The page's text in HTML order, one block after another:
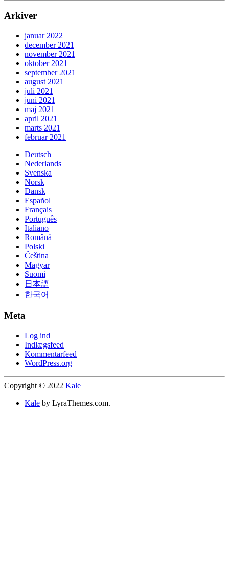
Arkiver
januar 2022
december 2021
november 2021
oktober 2021
september 2021
august 2021
juli 2021
juni 2021
maj 2021
april 2021
marts 2021
februar 2021
Deutsch
Nederlands
Svenska
Norsk
Dansk
Español
Français
Português
Italiano
Română
Polski
Čeština
Magyar
Suomi
日本語
한국어
Meta
Log ind
Indlægsfeed
Kommentarfeed
WordPress.org
Copyright © 2022 Kale
Kale by LyraThemes.com.